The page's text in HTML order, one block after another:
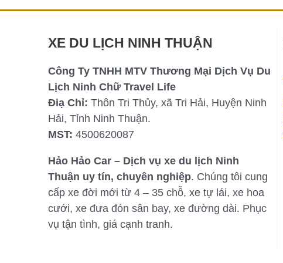
XE DU LỊCH NINH THUẬN
Công Ty TNHH MTV Thương Mại Dịch Vụ Du
Lịch Ninh Chữ Travel Life
Điạ Chỉ: Thôn Tri Thủy, xã Tri Hải, Huyện Ninh
Hải, Tỉnh Ninh Thuận.
MST: 4500620087
Hảo Hảo Car – Dịch vụ xe du lịch Ninh
Thuận uy tín, chuyên nghiệp. Chúng tôi cung
cấp xe đời mới từ 4 – 35 chỗ, xe tự lái, xe hoa
cưới, xe đưa đón sân bay, xe đường dài. Phục
vụ tận tình, giá cạnh tranh.